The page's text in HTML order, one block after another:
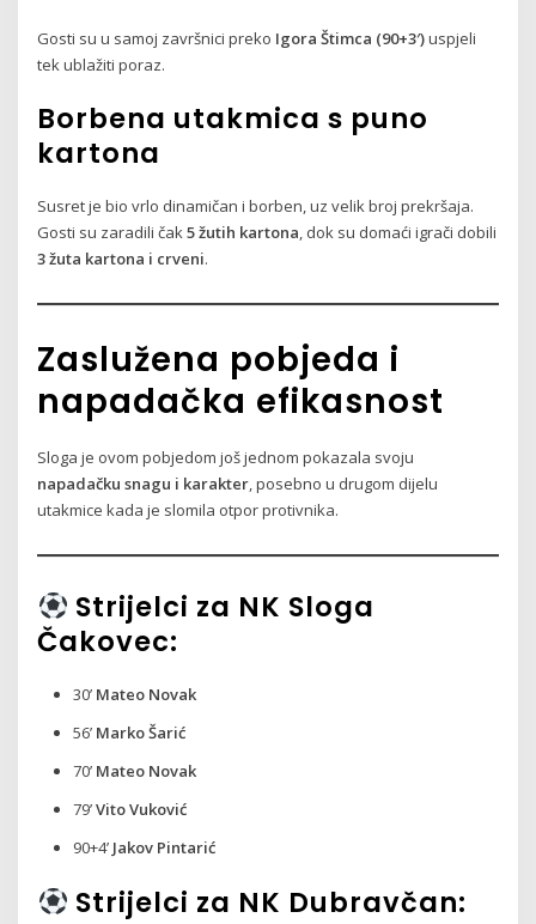
Gosti su u samoj završnici preko Igora Štimca (90+3′)uspjeli
tek ublažiti poraz.
Borbena utakmica s puno
kartona
Susret je bio vrlo dinamičan i borben, uz velik broj prekršaja.
Gosti su zaradili čak5 žutih kartona, dok su domaći igrači dobili
3 žuta kartona i crveni.
Zaslužena pobjeda i
napadačka efikasnost
Sloga je ovom pobjedom još jednom pokazala svoju
napadačku snagu i karakter, posebno u drugom dijelu
utakmice kada je slomila otpor protivnika.
Strijelci za NK Sloga
Čakovec:
30’ Mateo Novak
56’ Marko Šarić
70’ Mateo Novak
79’Vito Vuković
90+4’ Jakov Pintarić
Strijelci za NK Dubravčan: